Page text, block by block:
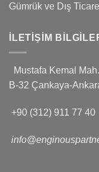
Gümrük ve Dış
İLETIŞIM
Mustafa Kemal
B-32 Çankaya-
+90 (312) 911 77 40